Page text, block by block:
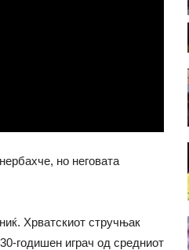
но неговата
Хрватскиот стручњак
годишен играч од средниот